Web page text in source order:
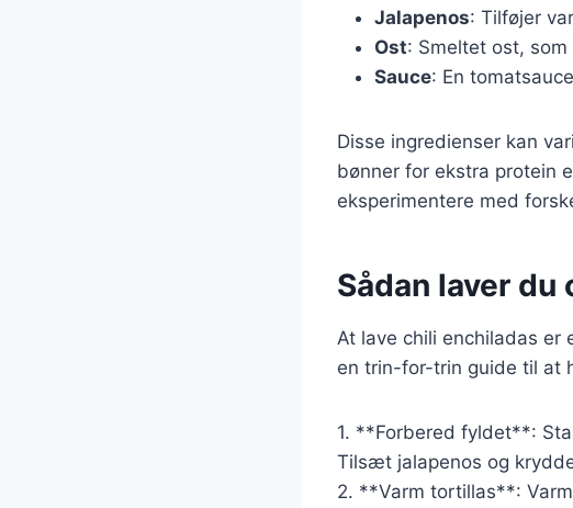
Jalapenos: Tilføjer
Ost: Smeltet ost,
Sauce: En
Disse ingredienser kan
bønner for ekstra protein
eksperimentere med
Sådan laver
At lave chili enchiladas er
en trin-for-trin guide til at
1. **Forbered fyldet**:
Tilsæt jalapenos og
2. **Varm tortillas**: